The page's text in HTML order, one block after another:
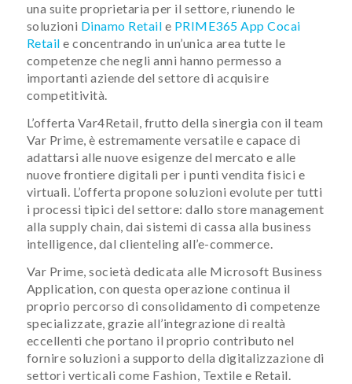
una suite proprietaria per il settore, riunendo le
soluzioni Dinamo Retail e PRIME365 App Cocai
Retail e concentrando in un’unica area tutte le
competenze che negli anni hanno permesso a
importanti aziende del settore di acquisire
competitività.
L’offerta Var4Retail, frutto della sinergia con il team
Var Prime, è estremamente versatile e capace di
adattarsi alle nuove esigenze del mercato e alle
nuove frontiere digitali per i punti vendita fisici e
virtuali. L’offerta propone soluzioni evolute per tutti
i processi tipici del settore: dallo store management
alla supply chain, dai sistemi di cassa alla business
intelligence, dal clienteling all’e-commerce.
Var Prime, società dedicata alle Microsoft Business
Application, con questa operazione continua il
proprio percorso di consolidamento di competenze
specializzate, grazie all’integrazione di realtà
eccellenti che portano il proprio contributo nel
fornire soluzioni a supporto della digitalizzazione di
settori verticali come Fashion, Textile e Retail.